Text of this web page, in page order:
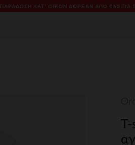
ΠΑΡΆΔΟΣΗ ΚΑΤ' ΟΊΚΟΝ ΔΩΡΕΑΝ ΑΠΌ €60 ΓΙΑ